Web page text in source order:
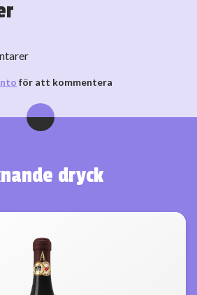
för att kommentera
dryck